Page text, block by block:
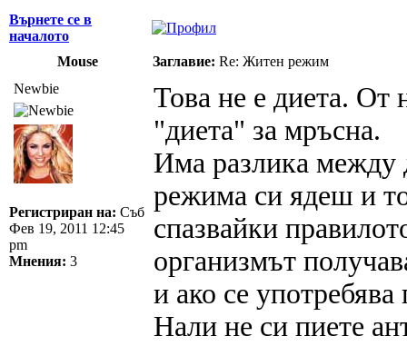
Върнете се в
началото
Mouse
Заглавие: Re: Житен режим
Newbie
Регистриран на: Съб
Фев 19, 2011 12:45
pm
Мнения: 3
Това не е диета. От
"диета" за мръсна.
Има разлика между
режима си ядеш и
спазвайки
организмът
и ако се
Нали не си пиете